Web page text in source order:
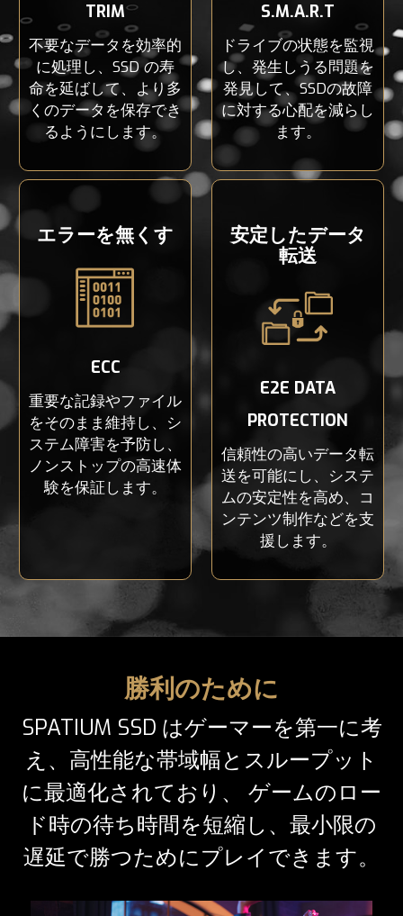
TRIM
不要なデータを効率的
に処理し、SSD の寿
命を延ばして、より多
くのデータを保存でき
るようにします。
S.M.A.R.T
ドライブの状態を監視
し、発生しうる問題を
発見して、SSDの故障
に対する心配を減らし
ます。
エラーを無くす
ECC
重要な記録やファイル
をそのまま維持し、シ
ステム障害を予防し、
ノンストップの高速体
験を保証します。
安定したデータ
転送
E2E DATA
PROTECTION
信頼性の高いデータ転
送を可能にし、システ
ムの安定性を高め、コ
ンテンツ制作などを支
援します。
勝利のために
SPATIUM SSD はゲーマーを第一に考
え、高性能な帯域幅とスループット
に最適化されており、 ゲームのロー
ド時の待ち時間を短縮し、最小限の
遅延で勝つためにプレイできます。